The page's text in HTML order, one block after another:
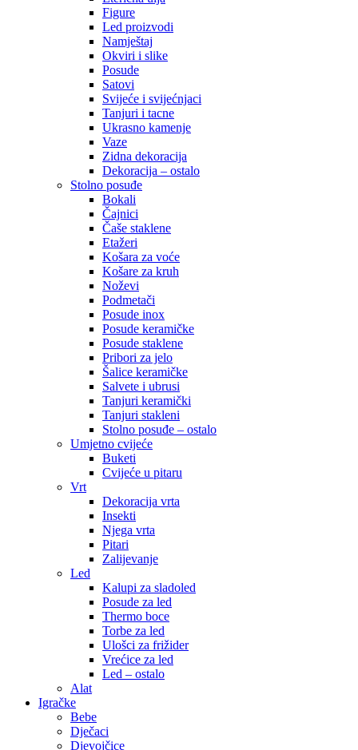
Figure
Led proizvodi
Namještaj
Okviri i slike
Posude
Satovi
Svijeće i svijećnjaci
Tanjuri i tacne
Ukrasno kamenje
Vaze
Zidna dekoracija
Dekoracija – ostalo
Stolno posuđe
Bokali
Čajnici
Čaše staklene
Etažeri
Košara za voće
Košare za kruh
Noževi
Podmetači
Posude inox
Posude keramičke
Posude staklene
Pribori za jelo
Šalice keramičke
Salvete i ubrusi
Tanjuri keramički
Tanjuri stakleni
Stolno posuđe – ostalo
Umjetno cvijeće
Buketi
Cvijeće u pitaru
Vrt
Dekoracija vrta
Insekti
Njega vrta
Pitari
Zalijevanje
Led
Kalupi za sladoled
Posude za led
Thermo boce
Torbe za led
Ulošci za frižider
Vrećice za led
Led – ostalo
Alat
Igračke
Bebe
Dječaci
Djevojčice